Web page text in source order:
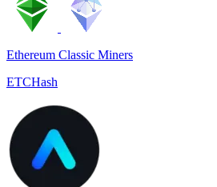
Ethereum Classic Miners
ETCHash